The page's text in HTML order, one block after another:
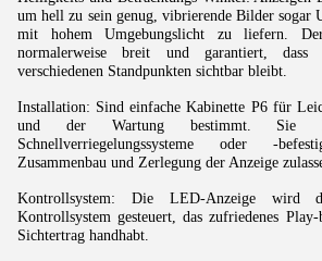
um hell zu sein genug, vibrierende Bilder sogar
mit hohem Umgebungslicht zu liefern.
normalerweise breit und garantiert,
verschiedenen Standpunkten sichtbar bleibt.
Installation: Sind einfache Kabinette P6 für
und der Wartung bestimmt. Sie
Schnellverriegelungssysteme oder -
Zusammenbau und Zerlegung der Anzeige
Kontrollsystem: Die LED-Anzeige wird
Kontrollsystem gesteuert, das zufriedenes
Sichtertrag handhabt.